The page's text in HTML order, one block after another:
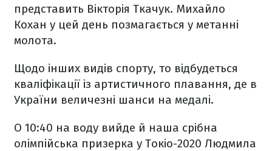
представить Вікторія Ткачук. Михайло
Кохан у цей день позмагається у метанні
молота.
Щодо інших видів спорту, то відбудеться
кваліфікації із артистичного плавання, де в
України величезні шанси на медалі.
О 10:40 на воду вийде й наша срібна
олімпійська призерка у Токіо-2020 Людмила